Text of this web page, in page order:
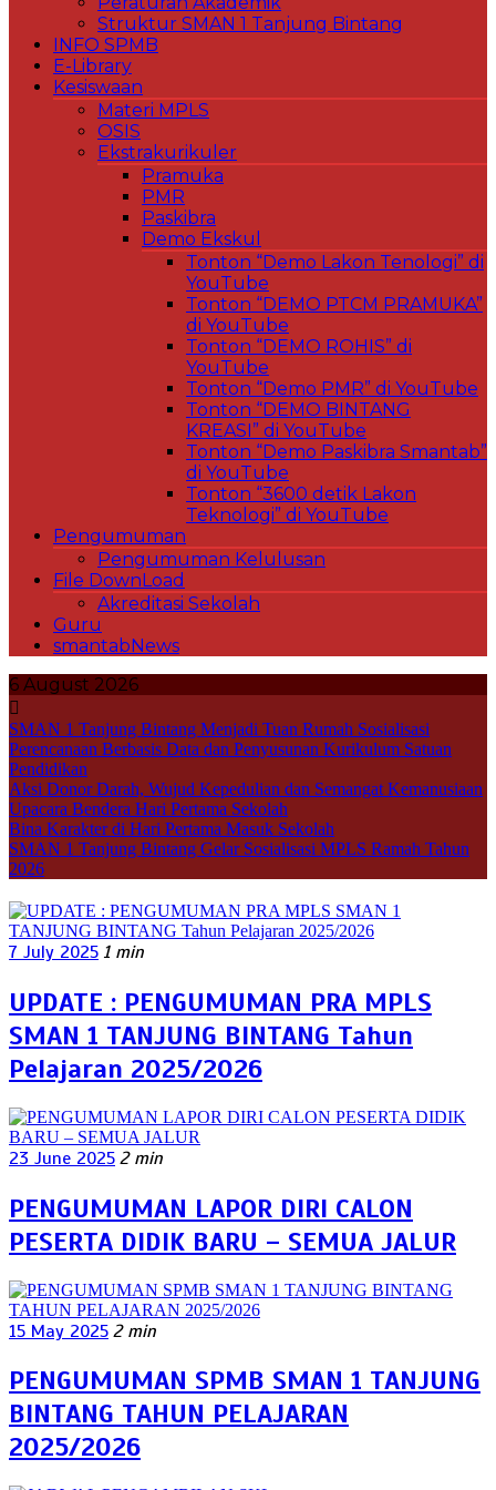
Struktur SMAN 1 Tanjung Bintang
INFO SPMB
E-Library
Kesiswaan
Materi MPLS
OSIS
Ekstrakurikuler
Pramuka
PMR
Paskibra
Demo Ekskul
Tonton “Demo Lakon Tenologi” di
YouTube
Tonton “DEMO PTCM PRAMUKA”
di YouTube
Tonton “DEMO ROHIS” di
YouTube
Tonton “Demo PMR” di YouTube
Tonton “DEMO BINTANG
KREASI” di YouTube
Tonton “Demo Paskibra Smantab”
di YouTube
Tonton “3600 detik Lakon
Teknologi” di YouTube
Pengumuman
Pengumuman Kelulusan
File DownLoad
Akreditasi Sekolah
Guru
smantabNews
6 August 2026
SMAN 1 Tanjung Bintang Menjadi Tuan Rumah Sosialisasi
Perencanaan Berbasis Data dan Penyusunan Kurikulum Satuan
Pendidikan
Aksi Donor Darah, Wujud Kepedulian dan Semangat Kemanusiaan
Upacara Bendera Hari Pertama Sekolah
Bina Karakter di Hari Pertama Masuk Sekolah
SMAN 1 Tanjung Bintang Gelar Sosialisasi MPLS Ramah Tahun
2026
7 July 2025 1 min
UPDATE : PENGUMUMAN PRA MPLS
SMAN 1 TANJUNG BINTANG Tahun
Pelajaran 2025/2026
23 June 2025 2 min
PENGUMUMAN LAPOR DIRI CALON
PESERTA DIDIK BARU – SEMUA JALUR
15 May 2025 2 min
PENGUMUMAN SPMB SMAN 1 TANJUNG
BINTANG TAHUN PELAJARAN
2025/2026